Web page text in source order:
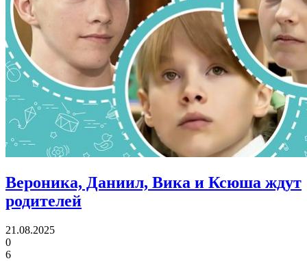
Вероника, Даниил, Вика и Ксюша ждут
родителей
21.08.2025
0
6